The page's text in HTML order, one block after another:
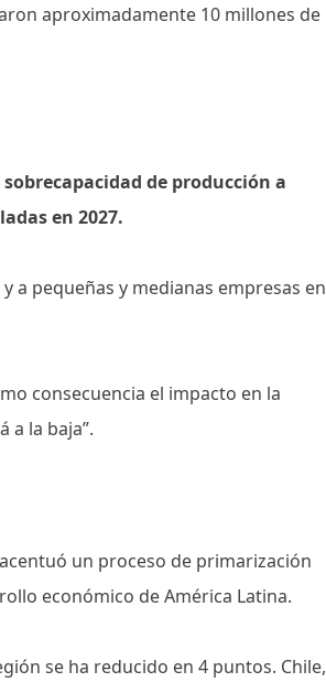
aproximadamente 10 millones de
de producción a
en 2027.
a pequeñas y medianas empresas en
consecuencia el impacto en la
a la baja”.
un proceso de primarización
económico de América Latina.
se ha reducido en 4 puntos. Chile,